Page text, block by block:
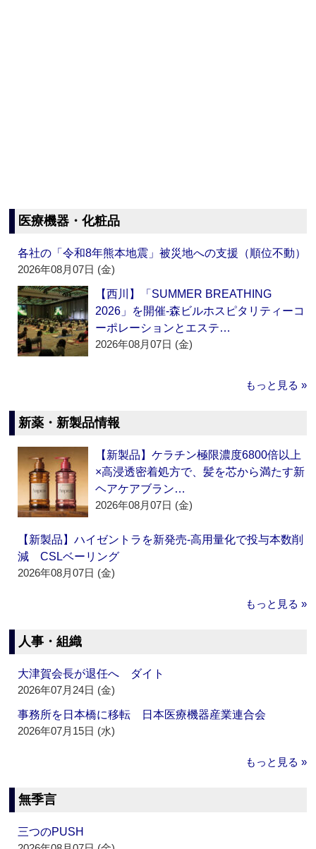
医療機器・化粧品
各社の「令和8年熊本地震」被災地への支援（順位不動）
2026年08月07日 (金)
【西川】「SUMMER BREATHING
2026」を開催‐森ビルホスピタリティーコ
ーポレーションとエステ…
2026年08月07日 (金)
もっと見る »
新薬・新製品情報
【新製品】ケラチン極限濃度6800倍以上
×高浸透密着処方で、髪を芯から満たす新
ヘアケアブラン…
2026年08月07日 (金)
【新製品】ハイゼントラを新発売‐高用量化で投与本数削
減 CSLベーリング
2026年08月07日 (金)
もっと見る »
人事・組織
大津賀会長が退任へ ダイト
2026年07月24日 (金)
事務所を日本橋に移転 日本医療機器産業連合会
2026年07月15日 (水)
もっと見る »
無季言
三つのPUSH